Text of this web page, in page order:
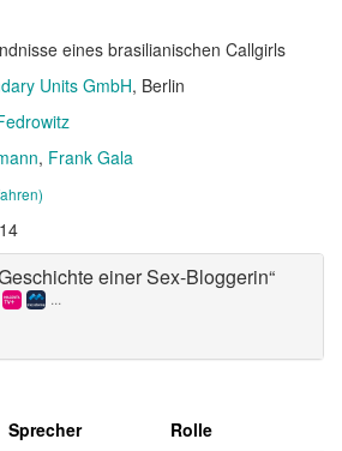
eines brasilianischen Callgirls
Units GmbH, Berlin
Frank Gala
14
einer Sex-Bloggerin“
...
Sprecher
Rolle